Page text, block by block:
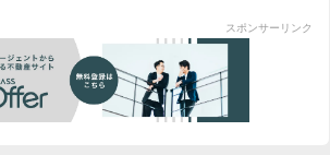
スポンサーリンク